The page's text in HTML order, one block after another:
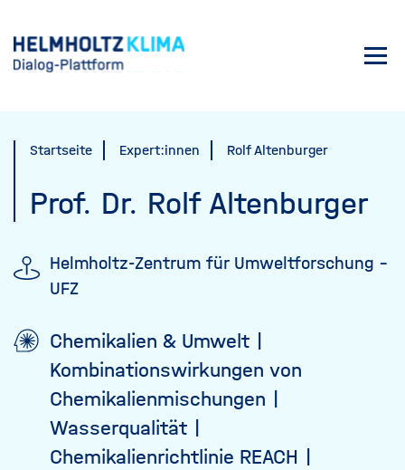
zum
Inhalt
Startseite Expert:innen Rolf Altenburger
Prof. Dr. Rolf Altenburger
Helmholtz-Zentrum für Umweltforschung -
UFZ
Chemikalien & Umwelt
Kombinationswirkungen von
Chemikalienmischungen
Wasserqualität
Chemikalienrichtlinie REACH